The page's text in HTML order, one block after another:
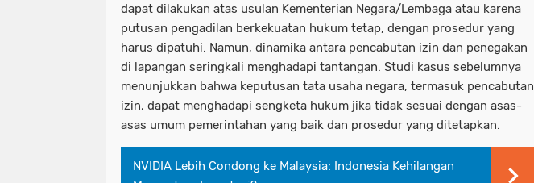
dapat dilakukan atas usulan Kementerian Negara/Lembaga atau karena
putusan pengadilan berkekuatan hukum tetap, dengan prosedur yang
harus dipatuhi. Namun, dinamika antara pencabutan izin dan penegakan
di lapangan seringkali menghadapi tantangan. Studi kasus sebelumnya
menunjukkan bahwa keputusan tata usaha negara, termasuk pencabutan
izin, dapat menghadapi sengketa hukum jika tidak sesuai dengan asas-
asas umum pemerintahan yang baik dan prosedur yang ditetapkan.
NVIDIA Lebih Condong ke Malaysia: Indonesia Kehilangan